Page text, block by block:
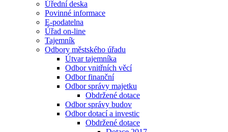
Úřední deska
Povinné informace
E-podatelna
Úřad on-line
Tajemník
Odbory městského úřadu
Útvar tajemníka
Odbor vnitřních věcí
Odbor finanční
Odbor správy majetku
Obdržené dotace
Odbor správy budov
Odbor dotací a investic
Obdržené dotace